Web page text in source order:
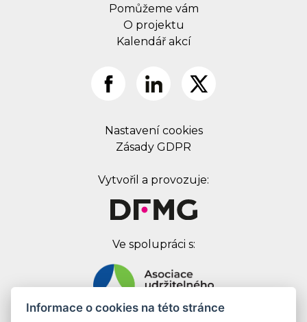
Pomůžeme vám
O projektu
Kalendář akcí
Nastavení cookies
Zásady GDPR
Vytvořil a provozuje:
Ve spolupráci s:
Informace o cookies na této stránce